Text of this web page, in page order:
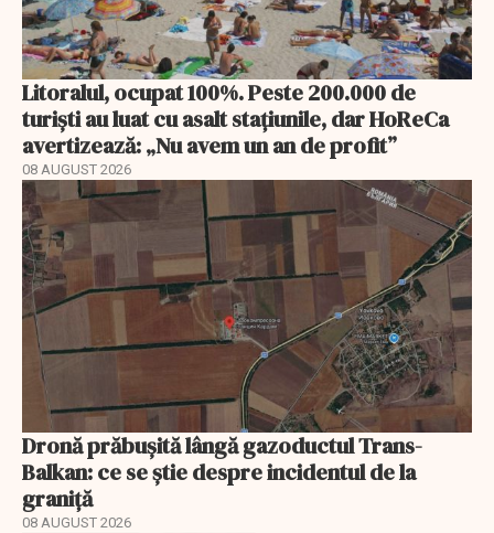
Litoralul, ocupat 100%. Peste 200.000 de
turiști au luat cu asalt stațiunile, dar HoReCa
avertizează: „Nu avem un an de profit”
08 AUGUST 2026
Dronă prăbușită lângă gazoductul Trans-
Balkan: ce se știe despre incidentul de la
graniță
08 AUGUST 2026